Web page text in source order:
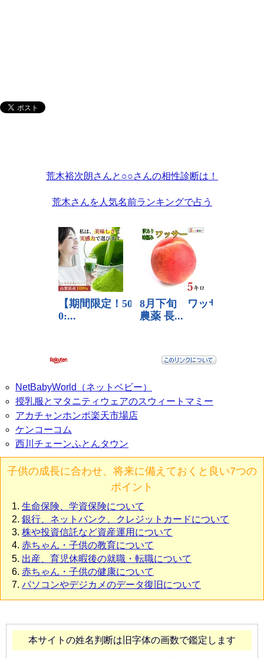
荒木裕次朗さんと○○さんの相性診断は！
荒木さんを人気名前ランキングで占う
NetBabyWorld（ネットベビー）
授乳服とマタニティウェアのスウィートマミー
アカチャンホンポ楽天市場店
ケンコーコム
西川チェーンふとんタウン
子供の成長に合わせ、将来に備えておくと良い7つの
ポイント
生命保険、学資保険について
銀行、ネットバンク、クレジットカードについて
株や投資信託など資産運用について
赤ちゃん・子供の教育について
出産、育児休暇後の就職・転職について
赤ちゃん・子供の健康について
パソコンやデジカメのデータ復旧について
本サイトの姓名判断は旧字体の画数で鑑定します